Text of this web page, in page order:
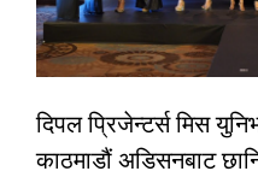
दिपल प्रिजेन्टर्स मिस
काठमाडौं अडिसनबाट